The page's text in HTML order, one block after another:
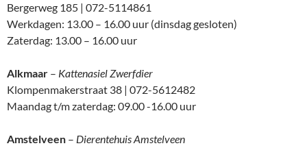
Bergerweg 185 | 072-5114861
Werkdagen: 13.00 – 16.00 uur (dinsdag gesloten)
Zaterdag: 13.00 – 16.00 uur
Alkmaar – Kattenasiel Zwerfdier
Klompenmakerstraat 38 | 072-5612482
Maandag t/m zaterdag: 09.00 -16.00 uur
Amstelveen – Dierentehuis Amstelveen